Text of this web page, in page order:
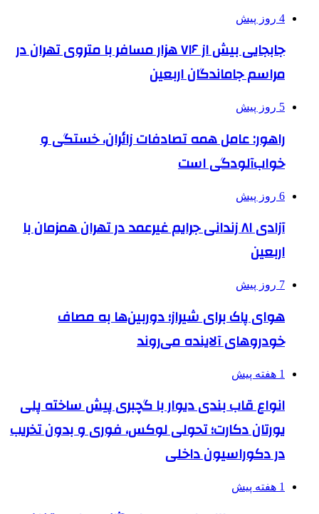
4 روز پیش
جابجایی بیش از ۷۱۶ هزار مسافر با متروی تهران در
مراسم جاماندگان اربعین
5 روز پیش
راهور: عامل همه تصادفات زائران، خستگی و
خواب‌آلودگی است
6 روز پیش
آزادی ۸۱ زندانی جرایم غیرعمد در تهران همزمان با
اربعین
7 روز پیش
هوای پاک برای شیراز؛ دوربین‌ها به مصاف
خودروهای آلاینده می‌روند
1 هفته پیش
انواع قاب بندی دیوار با گچبری پیش ساخته پلی
یورتان دکارت؛ تحولی لوکس، فوری و بدون تخریب
در دکوراسیون داخلی
1 هفته پیش